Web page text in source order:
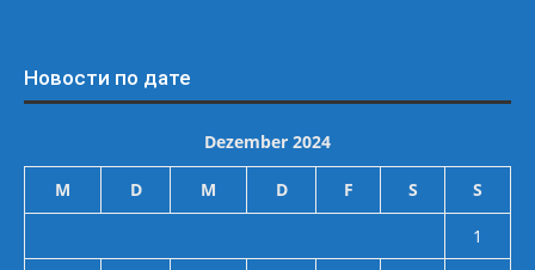
Новости по дате
Dezember 2024
M D M D F S S
1